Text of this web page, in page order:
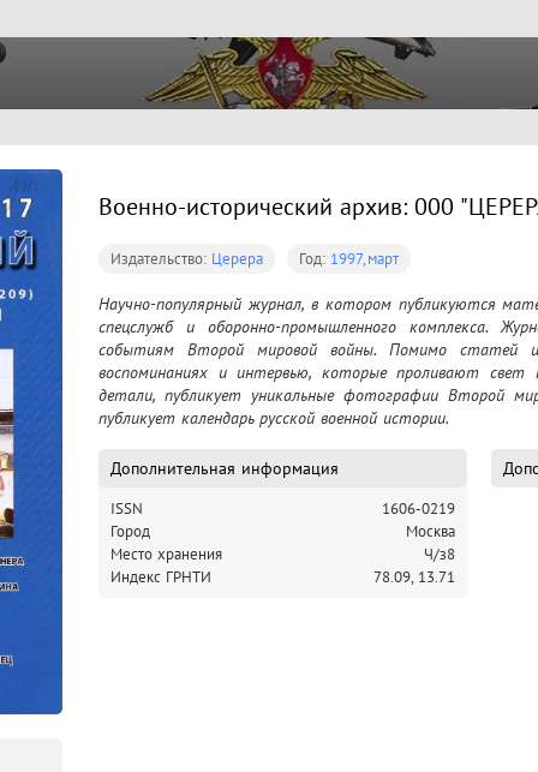
Военно-исторический архив: 000
Издательство: Церера Год: 1997,март
Научно-популярный журнал, в котором публикуются
спецслужб и оборонно-промышленного комплекса.
событиям Второй мировой войны. Помимо статей
воспоминаниях и интервью, которые проливают
детали, публикует уникальные фотографии Второй
публикует календарь русской военной истории.
Дополнительная информация
ISSN
1606-0219
Город
Москва
Место хранения
Ч/з8
Индекс ГРНТИ
78.09, 13.71